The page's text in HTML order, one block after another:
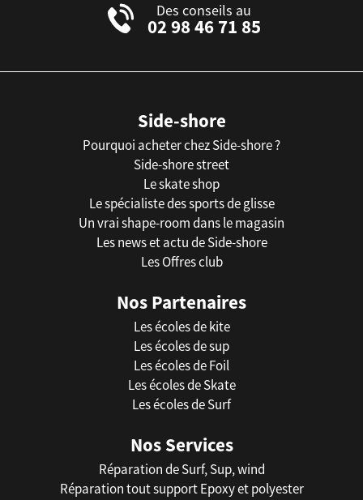
Des conseils au
02 98 46 71 85
Side-shore
Pourquoi acheter chez Side-shore ?
Side-shore street
Le skate shop
Le spécialiste des sports de glisse
Un vrai shape-room dans le magasin
Les news et actu de Side-shore
Les Offres club
Nos Partenaires
Les écoles de kite
Les écoles de sup
Les écoles de Foil
Les écoles de Skate
Les écoles de Surf
Nos Services
Réparation de Surf, Sup, wind
Réparation tout support Epoxy et polyester